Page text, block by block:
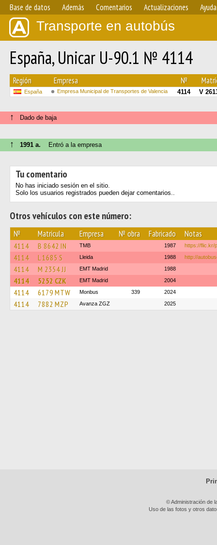
Base de datos Además Comentarios Actualizaciones Ayuda
Transporte en autobús
España, Unicar U-90.1 № 4114
Región Empresa №
España Empresa Municipal de Transportes de Valencia 4114 V
↑ Dado de baja
↑ 1991 a. Entró a la empresa
Tu comentario
No has iniciado sesión en el sitio.
Solo los usuarios registrados pueden dejar comentarios..
Otros vehículos con este número:
№ Matrícula Empresa № obra Fabricado Notas
4114 B 8642 IN TMB 1987 https://flic.kr/
4114 L 1685 S Lleida 1988 http://
4114 M 2354 JJ EMT Madrid 1988
4114 5252 CZK EMT Madrid 2004
4114 6179 MTW Monbus 339 2024
4114 7882 MZP Avanza ZGZ 2025
© Administración de
Uso de las fotos y otros